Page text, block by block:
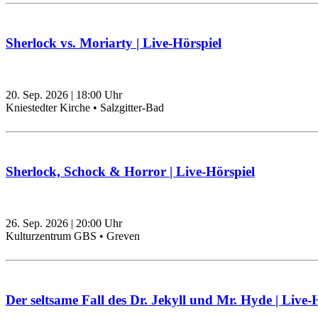
Sherlock vs. Moriarty | Live-Hörspiel
20. Sep. 2026 | 18:00 Uhr
Kniestedter Kirche • Salzgitter-Bad
Sherlock, Schock & Horror | Live-Hörspiel
26. Sep. 2026 | 20:00 Uhr
Kulturzentrum GBS • Greven
Der seltsame Fall des Dr. Jekyll und Mr. Hyde | Live-